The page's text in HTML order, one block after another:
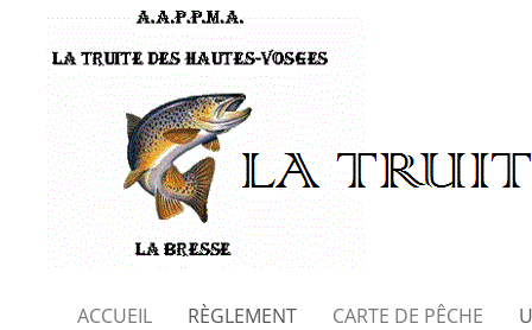
ACCUEIL RÈGLEMENT CARTE DE PÊCHE